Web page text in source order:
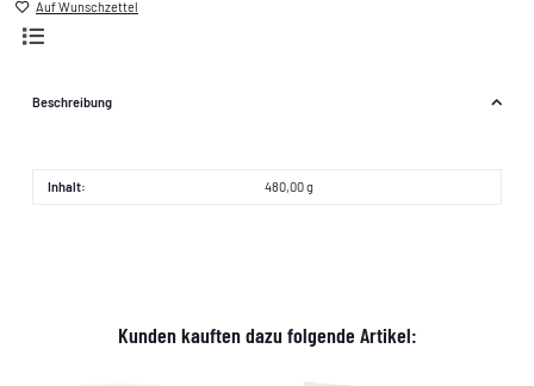
Auf Wunschzettel
Beschreibung
Inhalt: 480,00 g
Kunden kauften dazu folgende Artikel: